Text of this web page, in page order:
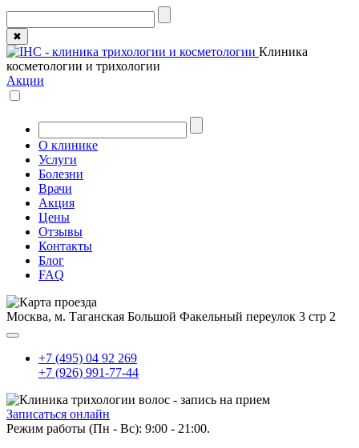
✖
Клиника
косметологии и трихологии
Акции
О клинике
Услуги
Болезни
Врачи
Акция
Цены
Отзывы
Контакты
Блог
FAQ
Москва, м. Таганская Большой Факельный переулок 3 стр 2
+7 (495) 04 92 269
+7 (926) 991-77-44
Записаться онлайн
Режим работы (Пн - Вс): 9:00 - 21:00.